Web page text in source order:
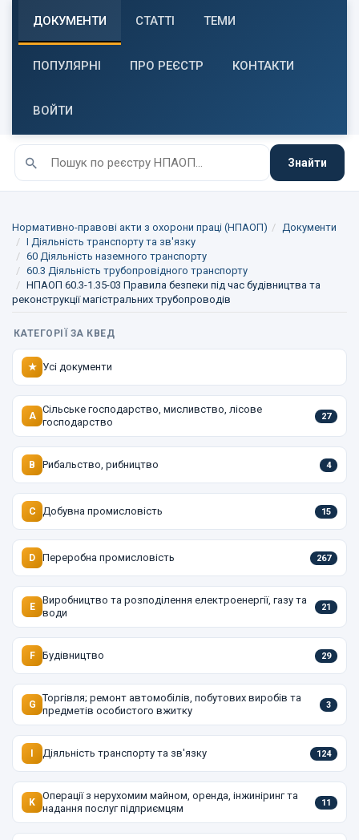
ДОКУМЕНТИ СТАТТІ ТЕМИ
ПОПУЛЯРНІ ПРО РЕЄСТР КОНТАКТИ
ВОЙТИ
Знайти
Нормативно-правові акти з охорони праці (НПАОП)
Документи
I Діяльність транспорту та зв'язку
60 Діяльність наземного транспорту
60.3 Діяльність трубопровідного транспорту
НПАОП 60.3-1.35-03 Правила безпеки під час будівництва та
реконструкції магістральних трубопроводів
КАТЕГОРІЇ ЗА КВЕД
★ Усі документи
A
Сільське господарство, мисливство, лісове
господарство
27
B Рибальство, рибництво 4
C Добувна промисловість 15
D Переробна промисловість 267
E
Виробництво та розподілення електроенергії, газу та
води
21
F Будівництво 29
G
Торгівля; ремонт автомобілів, побутових виробів та
предметів особистого вжитку
3
I Діяльність транспорту та зв'язку 124
K
Операції з нерухомим майном, оренда, інжиніринг та
надання послуг підприємцям
11